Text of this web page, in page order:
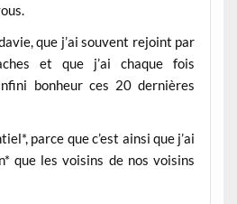
que j’ai souvent rejoint par
et que j’ai chaque fois
bonheur ces 20 dernières
parce que c’est ainsi que j’ai
que les voisins de nos voisins